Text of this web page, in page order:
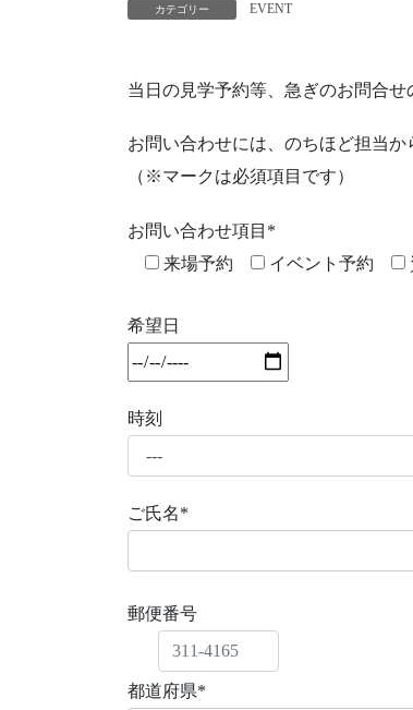
カテゴリー EVENT
当日の見学予約等、急ぎのお問合せ
お問い合わせには、のちほど担当か
（※マークは必須項目です）
お問い合わせ項目*
来場予約
イベント予約
希望日
時刻
ご氏名*
郵便番号
都道府県*